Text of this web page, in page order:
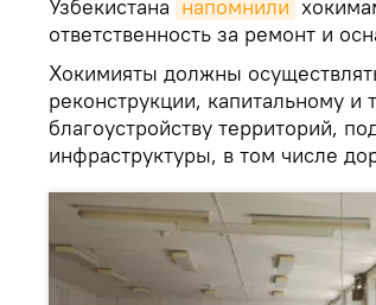
Узбекистана напомнили
ответственность за ремонт и
Хокимияты должны
реконструкции, капитальному
благоустройству территорий,
инфраструктуры, в том числе